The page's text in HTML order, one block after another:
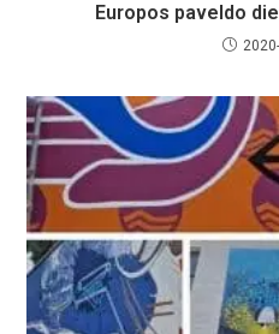
Europos paveldo